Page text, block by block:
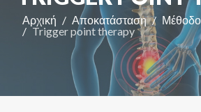
Αρχική Αποκατάσταση
Trigger point therapy